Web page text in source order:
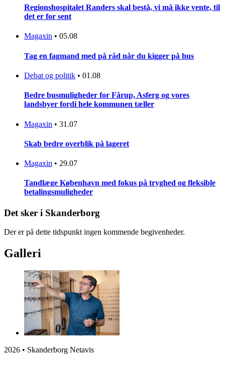
Regionshospitalet Randers skal bestå, vi må ikke vente, til
det er for sent
Magaxin • 05.08
Tag en fagmand med på råd når du kigger på hus
Debat og politik • 01.08
Bedre busmuligheder for Fårup, Asferg og vores
landsbyer fordi hele kommunen tæller
Magaxin • 31.07
Skab bedre overblik på lageret
Magaxin • 29.07
Tandlæge København med fokus på tryghed og fleksible
betalingsmuligheder
Det sker i Skanderborg
Der er på dette tidspunkt ingen kommende begivenheder.
Galleri
2026 • Skanderborg Netavis